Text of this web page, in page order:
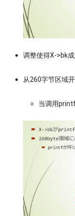
调整使得X->bk
从260字节区域
当调用